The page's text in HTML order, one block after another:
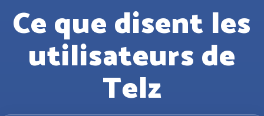
Ce que disent les
utilisateurs de
Telz